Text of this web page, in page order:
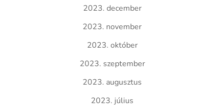
2023. december
2023. november
2023. október
2023. szeptember
2023. augusztus
2023. július